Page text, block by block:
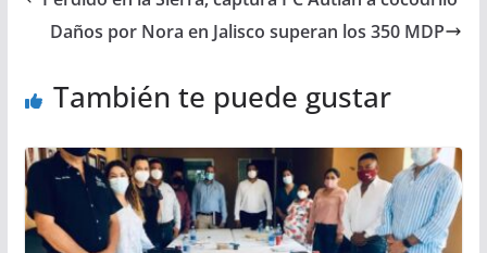
Daños por Nora en Jalisco superan los 350 MDP
También te puede gustar